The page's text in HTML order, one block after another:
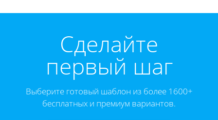
Cделайте
первый шаг
Выберите готовый шаблон из более 1600+
бесплатных и премиум вариантов.